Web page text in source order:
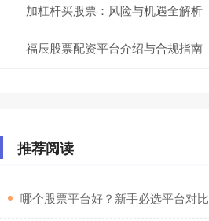
加杠杆买股票：风险与机遇全解析
福辰股票配资平台介绍与合规指南
推荐阅读
​哪个股票平台好？新手必选平台对比